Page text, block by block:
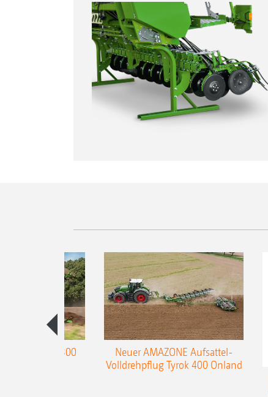
Teres 300
Neuer AMAZONE Aufsattel-
Volldrehpflug Tyrok 400 Onland